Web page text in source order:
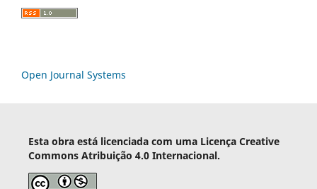
Open Journal Systems
Esta obra está licenciada com uma Licença Creative
Commons Atribuição 4.0 Internacional.